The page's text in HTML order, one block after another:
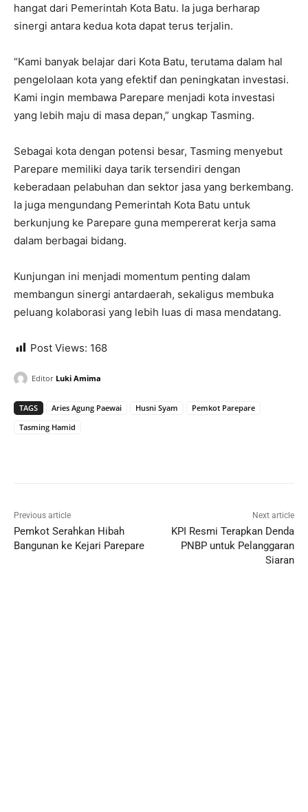
hangat dari Pemerintah Kota Batu. Ia juga berharap
sinergi antara kedua kota dapat terus terjalin.
“Kami banyak belajar dari Kota Batu, terutama dalam hal
pengelolaan kota yang efektif dan peningkatan investasi.
Kami ingin membawa Parepare menjadi kota investasi
yang lebih maju di masa depan,” ungkap Tasming.
Sebagai kota dengan potensi besar, Tasming menyebut
Parepare memiliki daya tarik tersendiri dengan
keberadaan pelabuhan dan sektor jasa yang berkembang.
Ia juga mengundang Pemerintah Kota Batu untuk
berkunjung ke Parepare guna mempererat kerja sama
dalam berbagai bidang.
Kunjungan ini menjadi momentum penting dalam
membangun sinergi antardaerah, sekaligus membuka
peluang kolaborasi yang lebih luas di masa mendatang.
Post Views: 168
Editor Luki Amima
TAGS Aries Agung Paewai Husni Syam
Pemkot Parepare
Tasming Hamid
Previous article
Pemkot Serahkan Hibah
Bangunan ke Kejari Parepare
Next article
KPI Resmi Terapkan Denda
PNBP untuk Pelanggaran
Siaran